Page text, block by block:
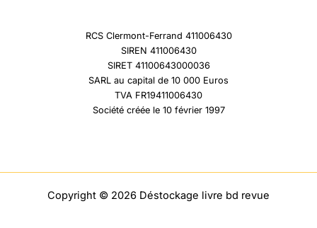
RCS Clermont-Ferrand 411006430
SIREN 411006430
SIRET 41100643000036
SARL au capital de 10 000 Euros
TVA FR19411006430
Société créée le 10 février 1997
Copyright © 2026 Déstockage livre bd revue